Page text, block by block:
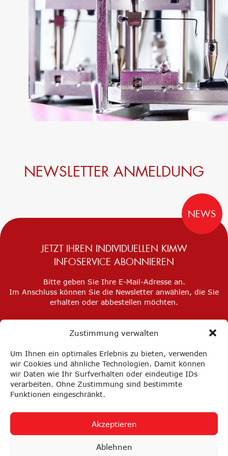
Zustimmung verwalten
Um Ihnen ein optimales Erlebnis zu bieten, verwenden
wir Cookies und ähnliche Technologien. Damit können
wir Daten wie Ihr Surfverhalten oder eindeutige IDs
verarbeiten. Ohne Zustimmung sind bestimmte
Funktionen eingeschränkt.
Akzeptieren
Ablehnen
NEWSLETTER ANMELDUNG
NEWS
JETZT IHREN INDIVIDUELLEN KIMW
INFOSERVICE ABONNIEREN
Bitte geben Sie Ihre E-Mail-Adresse an.
Im Anschluss können Sie die Newsletter anwählen, die Sie
erhalten oder abbestellen möchten.
Impressum Datenschutz
Privatsphäre-Einstellungen